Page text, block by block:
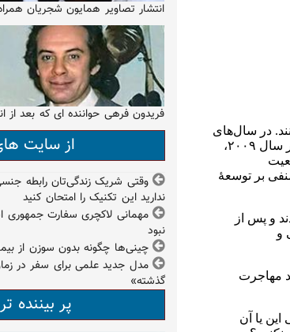
انتشار تصاویر همایون شجریان
فریدون فرهی حواننده ای که بعد از
از سایت
وقتی شریک زندگی‌تان رابطه
ندارید این تکنیک را امتحان کنید
مهمانی لاکچری سفارت
نبود
چینی‌ها چگونه بدون سوزن از
مدل جدید علمی برای سفر در
گذشته»
پر بیننده